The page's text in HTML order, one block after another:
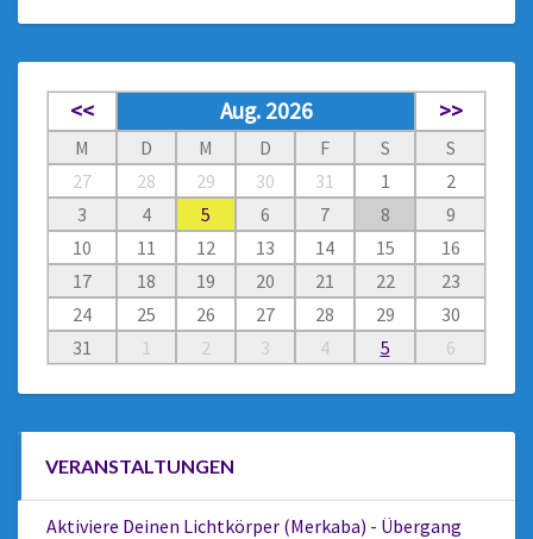
<< Aug. 2026 >>
M D M D F S
S
27
28 29 30 31 1
2
3
4 5 6 7 8
9
10
11 12 13 14 15
16
17
18 19 20 21 22
23
24
25 26 27 28 29
30
31
1 2 3 4 5 6
VERANSTALTUNGEN
Aktiviere Deinen Lichtkörper (Merkaba) - Übergang